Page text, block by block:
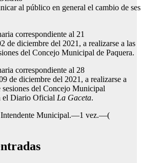
al público en general el cambio de
correspondiente al 21
de diciembre del 2021, a realizarse a las
del Concejo Municipal de Paquera.
correspondiente al 28
de diciembre del 2021, a realizarse a
sesiones del Concejo Municipal
el Diario Oficial La Gaceta.
Intendente Municipal.—1 vez.—(